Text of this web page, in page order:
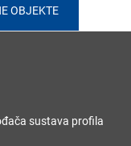
OBJEKTE
sustava profila